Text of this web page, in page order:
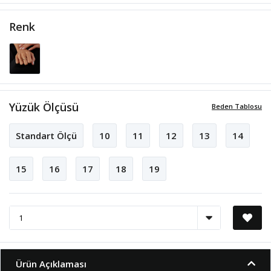
Renk
Beden Tablosu
Yüzük Ölçüsü
Standart Ölçü 10 11 12 13 14
15 16 17 18 19
Ürün Açıklaması